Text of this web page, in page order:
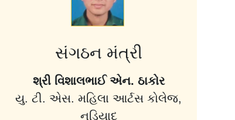
સંગઠન મંત્રી
શ્રી વિશાલભાઈ એન. ઠાકોર
યુ. ટી. એસ. મહિલા આર્ટસ કોલેજ,
નડિયાદ